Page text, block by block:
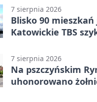
7 sierpnia 2026
Blisko 90
Katowickie TBS
7 sierpnia 2026
Na pszczyńskim
uhonorowano